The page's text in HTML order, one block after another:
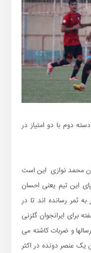
دوم با دو امتیاز در
محمد نوازی این است
پای این تیم یعنی احسان
به ثمر رسانده اند تا در
عجیب فقط چپ پاها در این ۵ هفته برای ایرانجوان گلزنی
و ضربات کاشته می
یک عنصر دونده در اکثر